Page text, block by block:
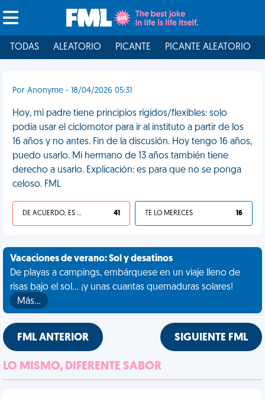
TODAS ALEATORIO PICANTE PICANTE ALEATORIO
Por Anonyme - 18/04/2026 05:31
Hoy, mi padre tiene principios rígidos/flexibles: solo
podía usar el ciclomotor para ir al instituto a partir de los
16 años y no antes. Fin de la discusión. Hoy tengo 16 años,
puedo usarlo. Mi hermano de 13 años también tiene
derecho a usarlo. Explicación: es para que no se ponga
celoso. FML
DE ACUERDO, ES UNA VIDA HP 41 TE LO MERECES 16
Vacaciones de verano: Sol y desatinos
De playas a campings, embárquese en un viaje lleno de
risas bajo el sol... ¡y unas cuantas quemaduras solares!
Más…
FML ANTERIOR SIGUIENTE FML
LO MISMO, DIFERENTE SABOR